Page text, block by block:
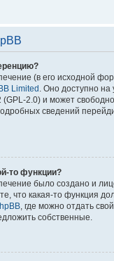
(в его исходной
Limited . Оно доступно на
(GPL-2.0) и может
сведений
то функции?
было создано и
что какая-то функция
, где можно отдать
собственные.